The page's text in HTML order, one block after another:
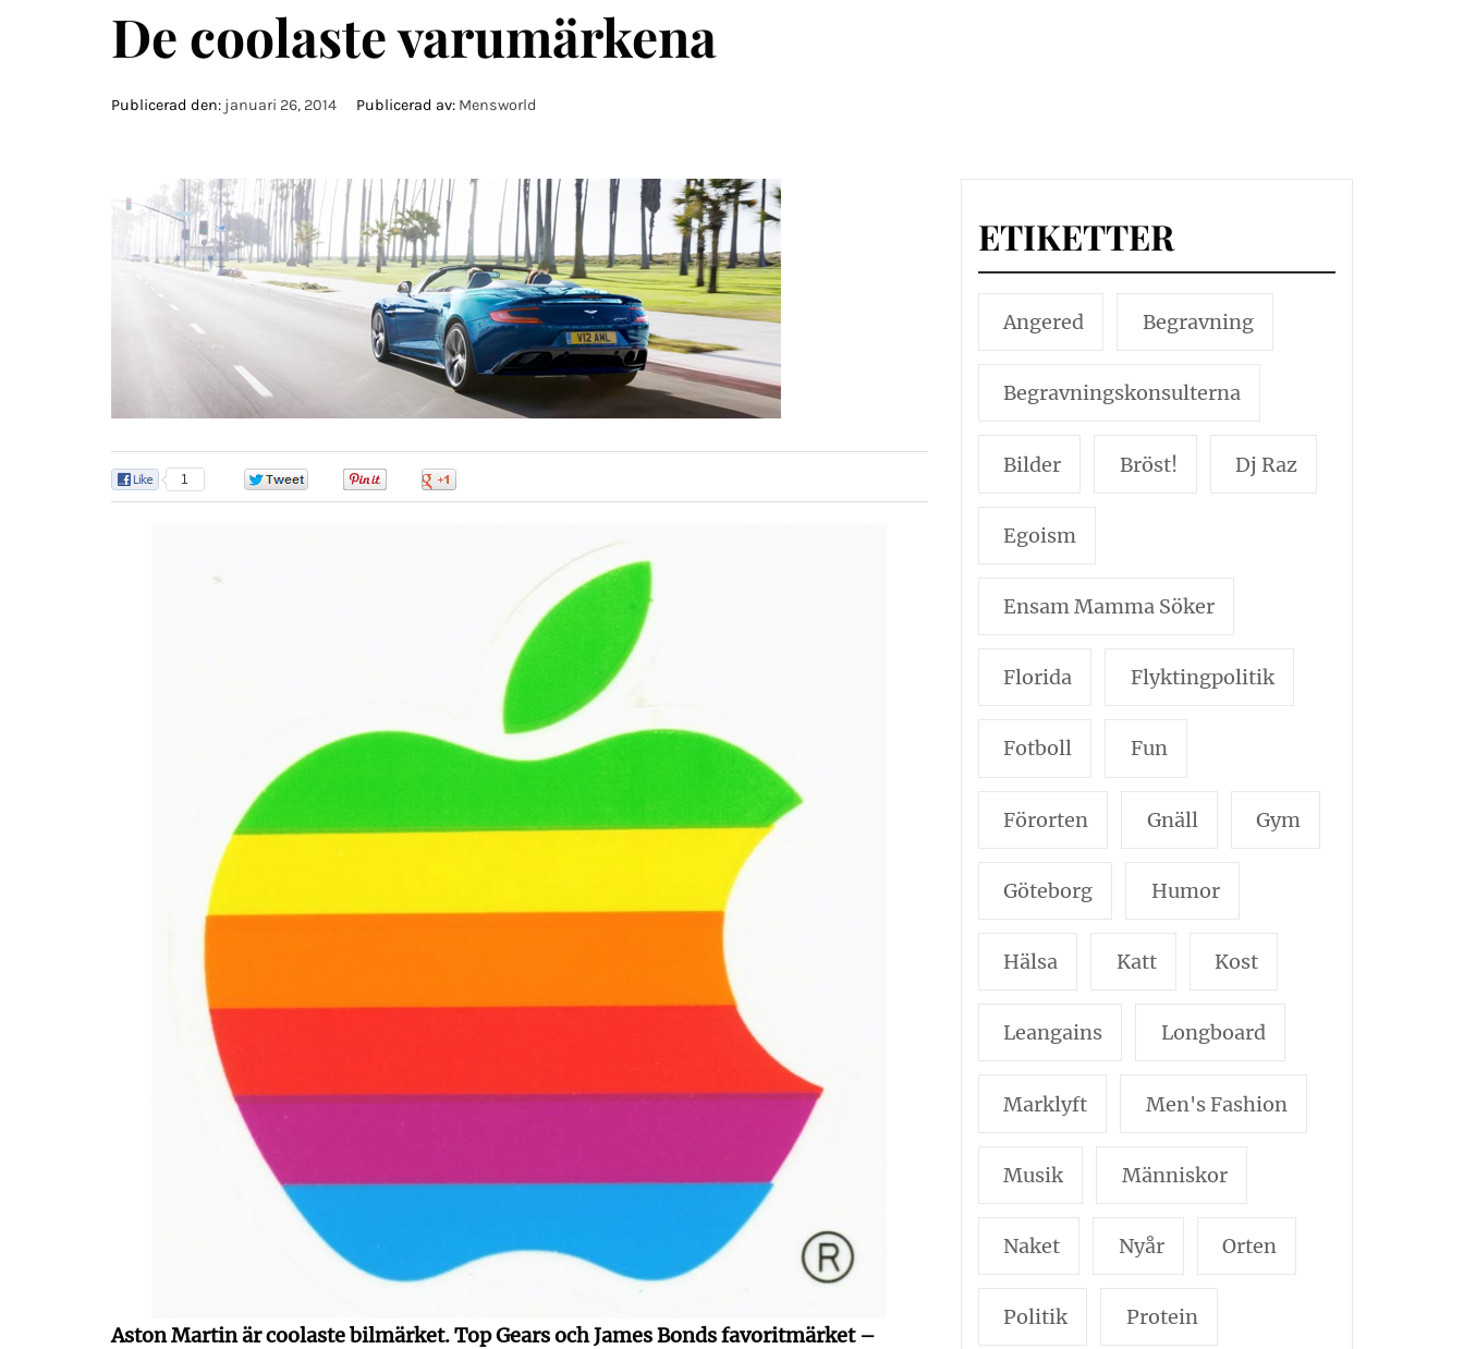
De coolaste varumärkena
Publicerad den: januari 26, 2014 Publicerad av: Mensworld
1
Aston Martin är coolaste bilmärket. Top Gears och James Bonds favoritmärket –
ETIKETTER
Angered Begravning
Begravningskonsulterna
Bilder Bröst! Dj Raz
Egoism
Ensam Mamma Söker
Florida Flyktingpolitik
Fotboll Fun
Förorten Gnäll Gym
Göteborg Humor
Hälsa Katt Kost
Leangains Longboard
Marklyft Men's Fashion
Musik Människor
Naket Nyår Orten
Politik Protein